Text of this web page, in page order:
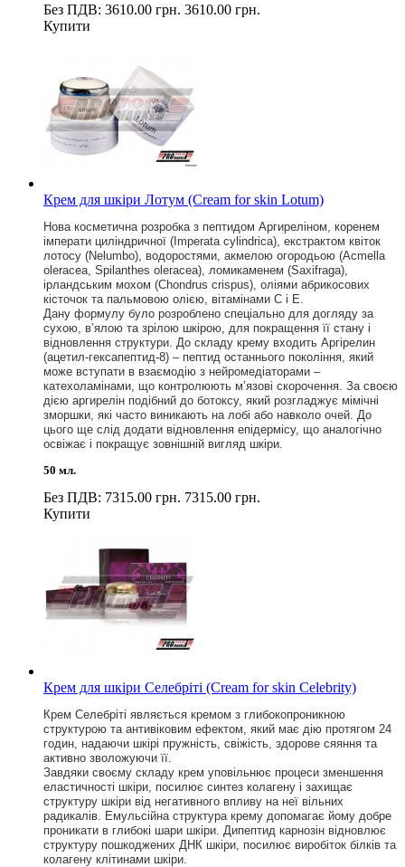
Без ПДВ: 3610.00 грн. 3610.00 грн.
Купити
Крем для шкіри Лотум (Cream for skin Lotum)
Нова косметична розробка з пептидом Аргиреліном, коренем
імперати циліндричної (Imperata cylindrica), екстрактом квіток
лотосу (Nelumbo), водоростями, акмелою огородьою (Acmella
oleracea, Spilanthes oleracea), ломикаменем (Saxifraga),
ірландським мохом (Chondrus crispus), оліями абрикосових
кісточок та пальмовою олією, вітамінами С і Е.
Дану формулу було розроблено спеціально для догляду за
сухою, в’ялою та зрілою шкірою, для покращення її стану і
відновлення структури. До складу крему входить Аргірелин
(ацетил-гексапептид-8) – пептид останнього покоління, який
може вступати в взаємодію з нейромедіаторами –
катехоламінами, що контролюють м’язові скорочення. За своєю
дією аргирелін подібний до ботоксу, який розгладжує мімічні
зморшки, які часто виникають на лобі або навколо очей. До
цього ще слід додати відновлення епідермісу, що аналогічно
освіжає і покращує зовнішній вигляд шкіри.
50 мл.
Без ПДВ: 7315.00 грн. 7315.00 грн.
Купити
Крем для шкіри Селебріті (Cream for skin Celebrity)
Крем Селебріті являється кремом з глибокопроникною
структурою та антивіковим ефектом, який має дію протягом 24
годин, надаючи шкірі пружність, свіжість, здорове сяяння та
активно зволожуючи її.
Завдяки своєму складу крем уповільнює процеси зменшення
еластичності шкіри, посилює синтез колагену і захищає
структуру шкіри від негативного впливу на неї вільних
радикалів. Емульсійна структура крему допомагає йому добре
проникати в глибокі шари шкіри. Дипептид карнозін відновлює
структуру пошкоджених ДНК шкіри, посилює виробіток білків та
колагену клітинами шкіри.